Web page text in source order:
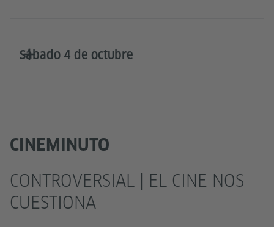
Sábado 4 de octubre
CINEMINUTO
CONTROVERSIAL | EL CINE NOS
CUESTIONA